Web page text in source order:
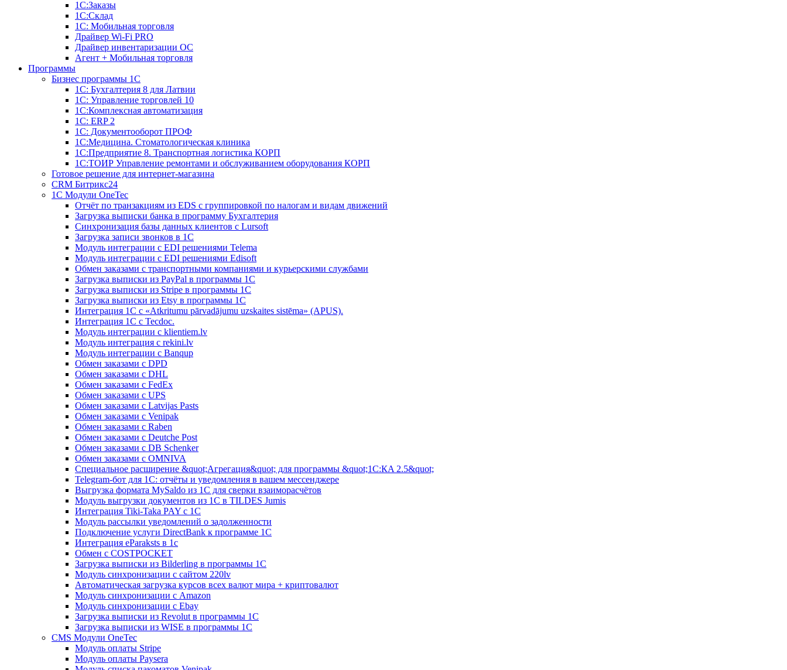
1С:Заказы
1С:Склад
1С: Мобильная торговля
Драйвер Wi-Fi PRO
Драйвер инвентаризации ОС
Агент + Мобильная торговля
Программы
Бизнес программы 1С
1С: Бухгалтерия 8 для Латвии
1С: Управление торговлей 10
1C:Комплексная автоматизация
1С: ERP 2
1С: Документооборот ПРОФ
1С:Медицина. Стоматологическая клиника
1С:Предприятие 8. Транспортная логистика КОРП
1С:ТОИР Управление ремонтами и обслуживанием оборудования КОРП
Готовое решение для интернет-магазина
CRM Битрикс24
1C Модули OneTec
Отчёт по транзакциям из EDS с группировкой по налогам и видам движений
Загрузка выписки банка в программу Бухгалтерия
Синхронизация базы данных клиентов с Lursoft
Загрузка записи звонков в 1С
Модуль интеграции с EDI решениями Telema
Модуль интеграции с EDI решениями Edisoft
Обмен заказами с транспортными компаниями и курьерскими службами
Загрузка выписки из PayPal в программы 1C
Загрузка выписки из Stripe в программы 1C
Загрузка выписки из Etsy в программы 1C
Интеграция 1С с «Atkritumu pārvadājumu uzskaites sistēma» (APUS).
Интеграция 1С с Tecdoc.
Модуль интеграции с klientiem.lv
Модуль интеграция с rekini.lv
Модуль интеграции с Banqup
Обмен заказами с DPD
Обмен заказами с DHL
Обмен заказами с FedEx
Обмен заказами с UPS
Обмен заказами с Latvijas Pasts
Обмен заказами с Venipak
Обмен заказами с Raben
Обмен заказами с Deutche Post
Обмен заказами с DB Schenker
Обмен заказами с OMNIVA
Специальное расширение &quot;Агрегация&quot; для программы &quot;1С:КA 2.5&quot;
Telegram-бот для 1С: отчёты и уведомления в вашем мессенджере
Выгрузка формата MySaldo из 1C для сверки взаиморасчётов
Модуль выгрузки документов из 1С в TILDES Jumis
Интеграция Tiki-Taka PAY с 1С
Модуль рассылки уведомлений о задолженности
Подключение услуги DirectBank к программе 1С
Интеграция eParaksts в 1с
Обмен с COSTPOCKET
Загрузка выписки из Bilderling в программы 1C
Модуль синхронизации с сайтом 220lv
Автоматическая загрузка курсов всех валют мира + криптовалют
Модуль синхронизации с Amazon
Модуль синхронизации с Ebay
Загрузка выписки из Revolut в программы 1C
Загрузка выписки из WISE в программы 1C
CMS Модули OneTec
Модуль оплаты Stripe
Модуль оплаты Paysera